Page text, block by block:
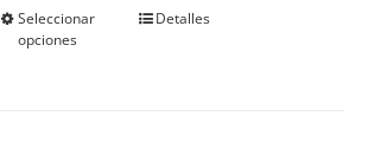
Seleccionar
opciones
EsteDetalles